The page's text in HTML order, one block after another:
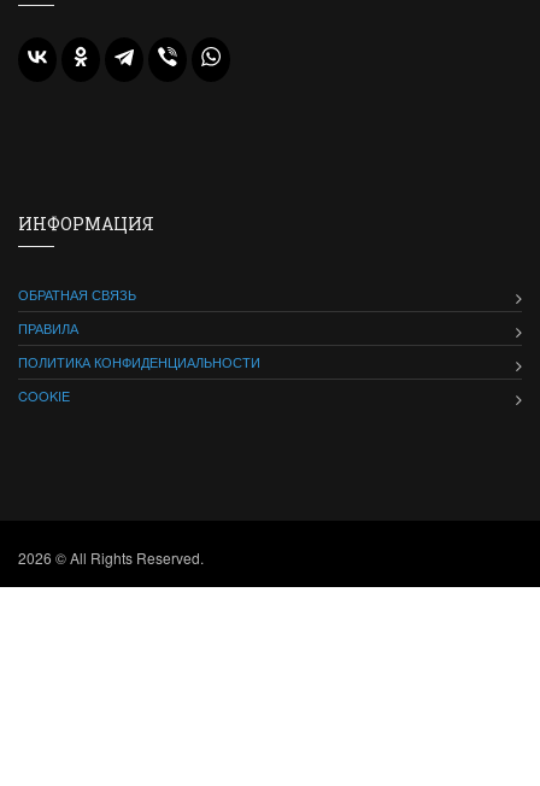
ИНФОРМАЦИЯ
ОБРАТНАЯ СВЯЗЬ
ПРАВИЛА
ПОЛИТИКА КОНФИДЕНЦИАЛЬНОСТИ
COOKIE
2026 © All Rights Reserved.